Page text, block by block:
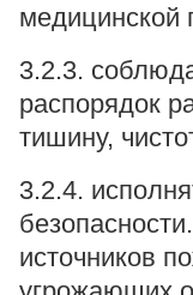
3.2.3.
распорядок
тишину,
3.2.4.
источников